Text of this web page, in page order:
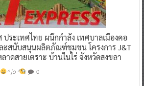
ประเทศไทย ผนึกกำลัง เทศบาลเมืองคอ
ะสนับสนุนผลิตภัณฑ์ชุมชน โครงการ J&T
ดสายเตราะ บ้านในไร่ จังหวัดสงขลา
^ jo ^ 0